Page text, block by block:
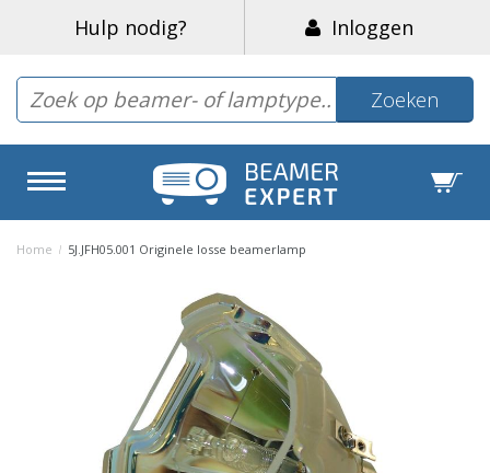
Hulp nodig? Inloggen
Zoeken
Home / 5J.JFH05.001 Originele losse beamerlamp